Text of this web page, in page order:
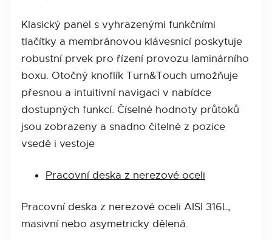
Klasický panel s vyhrazenými funkčními
tlačítky a membránovou klávesnicí poskytuje
robustní prvek pro řízení provozu laminárního
boxu. Otočný knoflík Turn&Touch umožňuje
přesnou a intuitivní navigaci v nabídce
dostupných funkcí. Číselné hodnoty průtoků
jsou zobrazeny a snadno čitelné z pozice
vsedě i vestoje
Pracovní deska z nerezové oceli
Pracovní deska z nerezové oceli AISI 316L,
masivní nebo asymetricky dělená.